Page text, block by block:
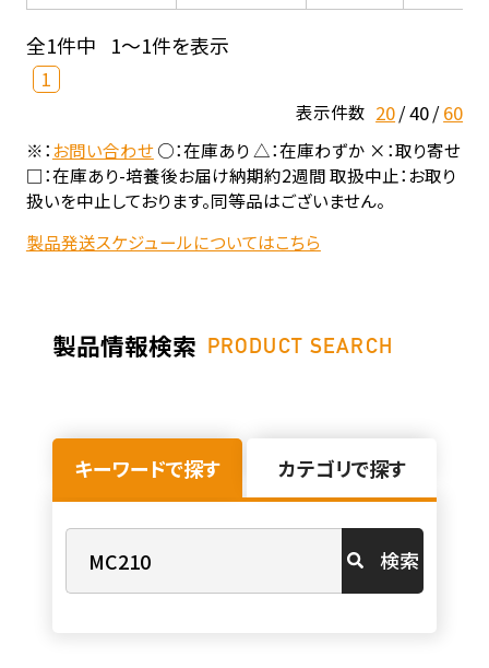
全1件中 1～1件を表示
1
表示件数 20 40 60
※：お問い合わせ○：在庫あり △：在庫わずか ×：取り寄せ
□：在庫あり-培養後お届け納期約2週間 取扱中止：お取り
扱いを中止しております。同等品はございません。
製品発送スケジュールについてはこちら
製品情報検索 PRODUCT SEARCH
キーワードで探す カテゴリで探す
検索